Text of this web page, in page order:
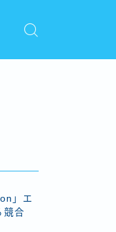
」エ
競合